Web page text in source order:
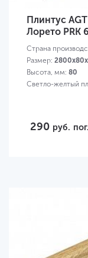
Плинтус
Лорето PRK
Страна
Размер:
Высота, мм: 80
Светло-желтый
290 руб.